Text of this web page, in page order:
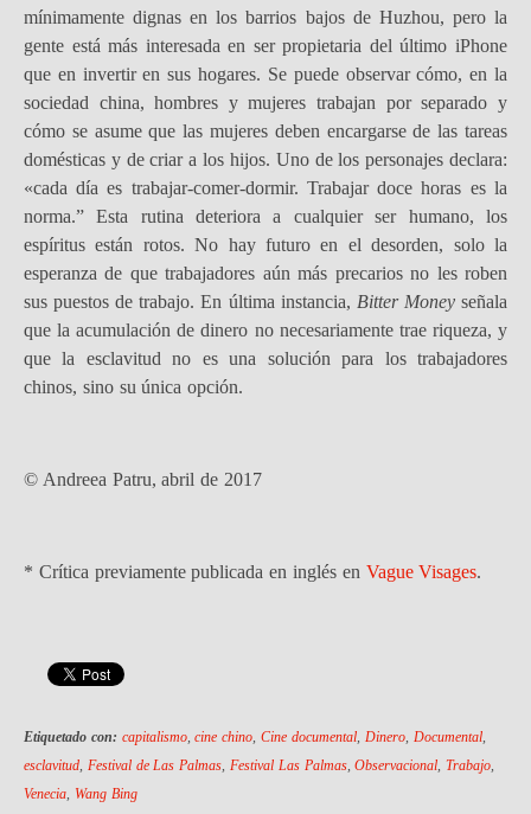
mínimamente dignas en los barrios bajos de Huzhou, pero la
gente está más interesada en ser propietaria del último iPhone
que en invertir en sus hogares. Se puede observar cómo, en la
sociedad china, hombres y mujeres trabajan por separado y
cómo se asume que las mujeres deben encargarse de las tareas
domésticas y de criar a los hijos. Uno de los personajes declara:
«cada día es trabajar-comer-dormir. Trabajar doce horas es la
norma.” Esta rutina deteriora a cualquier ser humano, los
espíritus están rotos. No hay futuro en el desorden, solo la
esperanza de que trabajadores aún más precarios no les roben
sus puestos de trabajo. En última instancia, Bitter Moneyseñala
que la acumulación de dinero no necesariamente trae riqueza, y
que la esclavitud no es una solución para los trabajadores
chinos, sino su única opción.
© Andreea Patru, abril de 2017
* Crítica previamente publicada en inglés en Vague Visages.
Etiquetado con: capitalismo,cine chino ,Cine documental, Dinero, Documental,
esclavitud Festival de Las Palmas Festival Las Palmas,Observacional ,Trabajo
Venecia Wang Bing